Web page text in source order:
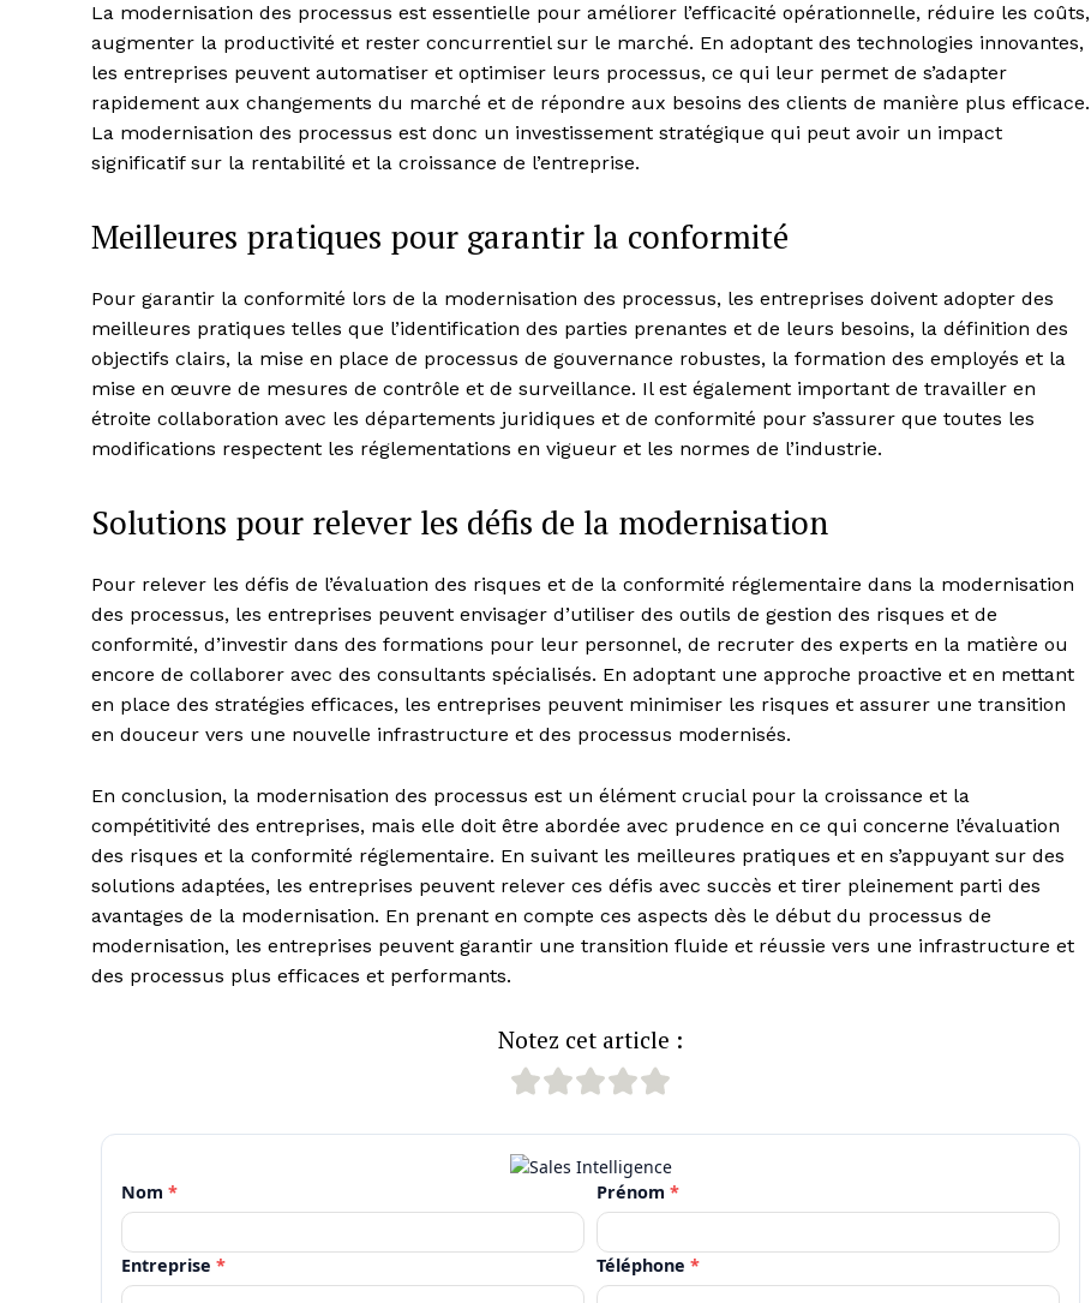
La modernisation des processus est essentielle pour améliorer l’efficacité opérationnelle, réduire les coûts,
augmenter la productivité et rester concurrentiel sur le marché. En adoptant des technologies innovantes,
les entreprises peuvent automatiser et optimiser leurs processus, ce qui leur permet de s’adapter
rapidement aux changements du marché et de répondre aux besoins des clients de manière plus efficace.
La modernisation des processus est donc un investissement stratégique qui peut avoir un impact
significatif sur la rentabilité et la croissance de l’entreprise.
Meilleures pratiques pour garantir la conformité
Pour garantir la conformité lors de la modernisation des processus, les entreprises doivent adopter des
meilleures pratiques telles que l’identification des parties prenantes et de leurs besoins, la définition des
objectifs clairs, la mise en place de processus de gouvernance robustes, la formation des employés et la
mise en œuvre de mesures de contrôle et de surveillance. Il est également important de travailler en
étroite collaboration avec les départements juridiques et de conformité pour s’assurer que toutes les
modifications respectent les réglementations en vigueur et les normes de l’industrie.
Solutions pour relever les défis de la modernisation
Pour relever les défis de l’évaluation des risques et de la conformité réglementaire dans la modernisation
des processus, les entreprises peuvent envisager d’utiliser des outils de gestion des risques et de
conformité, d’investir dans des formations pour leur personnel, de recruter des experts en la matière ou
encore de collaborer avec des consultants spécialisés. En adoptant une approche proactive et en mettant
en place des stratégies efficaces, les entreprises peuvent minimiser les risques et assurer une transition
en douceur vers une nouvelle infrastructure et des processus modernisés.
En conclusion, la modernisation des processus est un élément crucial pour la croissance et la
compétitivité des entreprises, mais elle doit être abordée avec prudence en ce qui concerne l’évaluation
des risques et la conformité réglementaire. En suivant les meilleures pratiques et en s’appuyant sur des
solutions adaptées, les entreprises peuvent relever ces défis avec succès et tirer pleinement parti des
avantages de la modernisation. En prenant en compte ces aspects dès le début du processus de
modernisation, les entreprises peuvent garantir une transition fluide et réussie vers une infrastructure et
des processus plus efficaces et performants.
Notez cet article :
Nom * Prénom *
Entreprise * Téléphone *